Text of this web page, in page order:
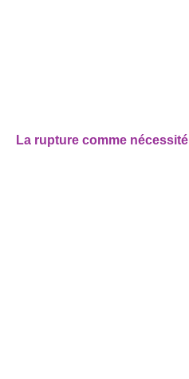
La rupture comme nécessité